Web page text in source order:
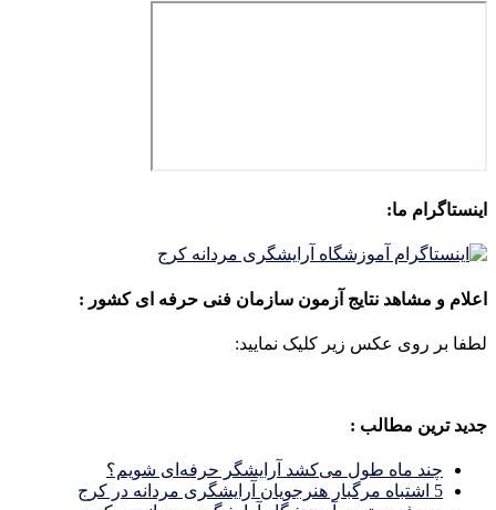
اینستاگرام ما:
اعلام و مشاهد نتایج آزمون سازمان فنی حرفه ای کشور :
لطفا بر روی عکس زیر کلیک نمایید:
جدید ترین مطالب :
چند ماه طول می‌کشد آرایشگر حرفه‌ای شویم؟
5 اشتباه مرگبار هنرجویان آرایشگری مردانه در کرج